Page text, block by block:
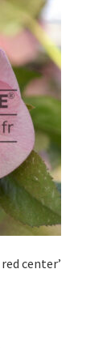
options
choisies
du
produit
center’